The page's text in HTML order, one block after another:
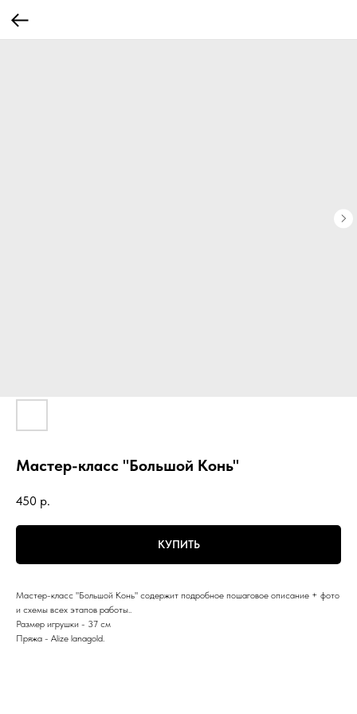
Мастер-класс "Большой Конь"
450 р.
КУПИТЬ
Мастер-класс "Большой Конь" содержит подробное пошаговое описание + фото
и схемы всех этапов работы..
Размер игрушки - 37 см
Пряжа - Alize lanagold.